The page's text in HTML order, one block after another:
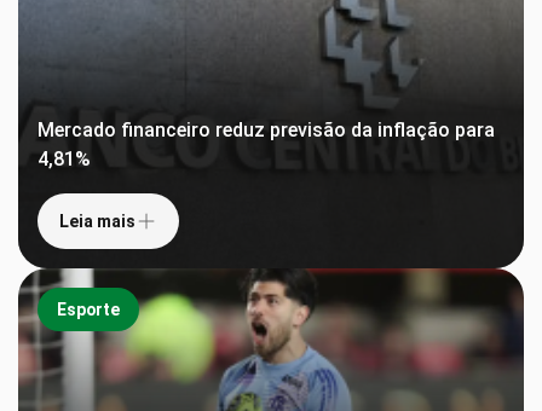
Mercado financeiro reduz previsão da inflação para
4,81%
Leia mais
Esporte